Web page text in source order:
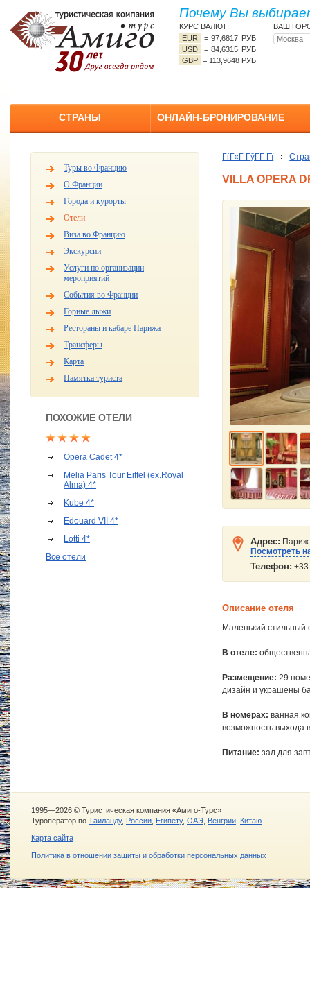
Почему Вы
КУРС ВАЛЮТ:
EUR
=97,6817 РУБ.
USD
=84,6315 РУБ.
GBP = 113,9648 РУБ.
ВАШ
СТРАНЫ ОНЛАЙН-БРОНИРОВАНИЕ
Туры во Францию
О Франции
Города и курорты
Отели
Виза во Францию
Экскурсии
Услуги по организации
мероприятий
События во Франции
Горные лыжи
Рестораны и кабаре Парижа
Трансферы
Карта
Памятка туриста
ПОХОЖИЕ ОТЕЛИ
Opera Cadet 4*
Melia Paris Tour Eiffel (ex.Royal
Alma) 4*
Kube 4*
Edouard VII 4*
Lotti 4*
Все отели
ГѓГ«Г ГўГ­Г Гї
VILLA OPERA
Адрес: Париж
Посмотреть
Телефон:
Описание отеля
Маленький стильный
В отеле:
Размещение: 29
дизайн и украшены
В номерах: ванная
возможность выхода
Питание: зал для
1995—2026 © Туристическая компания «Амиго-Турс»
Туроператор по Таиланду, России Египету, ОАЭ Венгрии Китаю
Карта сайта
Политика в отношении защиты и обработки персональных данных